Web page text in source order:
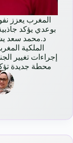
المغرب يعزز
بوعدي يؤكد
د.محمد سعد
الملكية
إجراءات تغيير
محطة جديدة